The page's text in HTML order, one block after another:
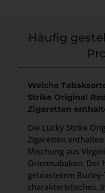
Häufig
Welche
Strike Original
Zigaretten
Die Lucky Strike
Zigaretten
Mischung aus
Orienttabaken. Der
getoastetem
charakteristisches,